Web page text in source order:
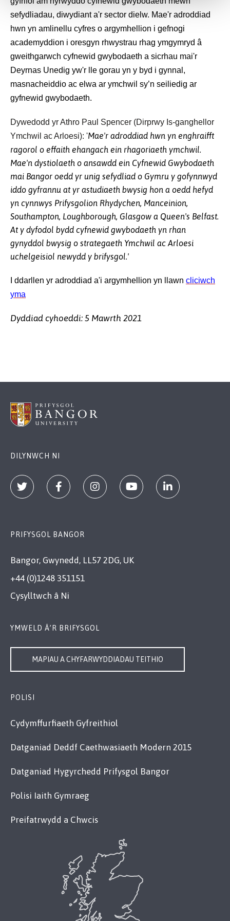
sefydliadau, diwydiant a'r sector dielw. Mae'r adroddiad
hwn yn amlinellu cyfres o argymhellion i gefnogi
academyddion i oresgyn rhwystrau rhag ymgymryd â
gweithgarwch cyfnewid gwybodaeth a sicrhau mai'r
Deyrnas Unedig yw'r lle gorau yn y byd i gynnal,
masnacheiddio ac elwa ar ymchwil sy’n seiliedig ar
gyfnewid gwybodaeth.
Dywedodd yr Athro Paul Spencer (Dirprwy Is-ganghellor
Ymchwil ac Arloesi): 'Mae'r adroddiad hwn yn enghraifft
ragorol o effaith ehangach ein rhagoriaeth ymchwil.
Mae'n dystiolaeth o ansawdd ein Cyfnewid Gwybodaeth
mai Bangor oedd yr unig sefydliad o Gymru y gofynnwyd
iddo gyfrannu at yr astudiaeth bwysig hon a oedd hefyd
yn cynnwys Prifysgolion Rhydychen, Manceinion,
Southampton, Loughborough, Glasgow a Queen's Belfast.
At y dyfodol bydd cyfnewid gwybodaeth yn rhan
gynyddol bwysig o strategaeth Ymchwil ac Arloesi
uchelgeisiol newydd y brifysgol.'
I ddarllen yr adroddiad a'i argymhellion yn llawn cliciwch
yma
Dyddiad cyhoeddi: 5 Mawrth 2021
DILYNWCH NI
PRIFYSGOL BANGOR
Bangor, Gwynedd, LL57 2DG, UK
+44 (0)1248 351151
Cysylltwch â Ni
YMWELD Â’R BRIFYSGOL
MAPIAU A CHYFARWYDDIADAU TEITHIO
POLISI
Cydymffurfiaeth Gyfreithiol
Datganiad Deddf Caethwasiaeth Modern 2015
Datganiad Hygyrchedd Prifysgol Bangor
Polisi Iaith Gymraeg
Preifatrwydd a Chwcis